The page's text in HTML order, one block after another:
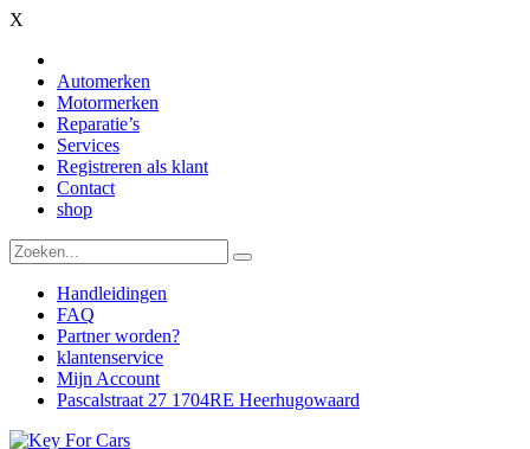
X
Automerken
Motormerken
Reparatie’s
Services
Registreren als klant
Contact
shop
Handleidingen
FAQ
Partner worden?
klantenservice
Mijn Account
Pascalstraat 27 1704RE Heerhugowaard